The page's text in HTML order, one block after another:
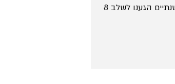
האלופות של פיב"א! לפני שנתיים הגענו לשלב 8